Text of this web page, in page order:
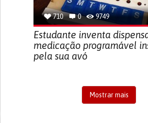
710 0 9749
Estudante inventa
medicação programável
pela sua avó
Mostrar mais